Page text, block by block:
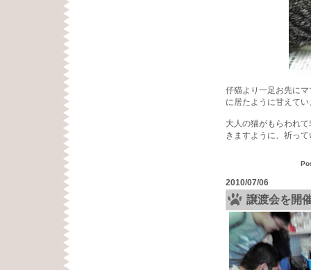
仔猫より一足お先に
に居たように甘えて
大人の猫がもらわれ
きますように、祈っ
2010/07/06
譲渡会を開